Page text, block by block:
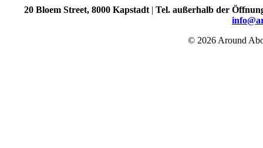
20 Bloem Street, 8000 Kapstadt | Tel. außerhalb der
© 2026 Around